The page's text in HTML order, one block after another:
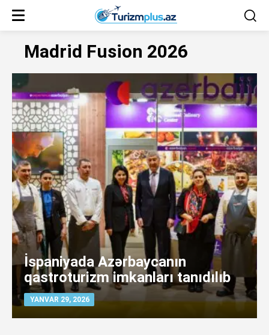
Madrid Fusion 2026
İspaniyada Azərbaycanın
qastroturizm imkanları tanıdılıb
YANVAR 29, 2026